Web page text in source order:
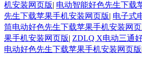
机安装网页版| 电动智能好色先生下载
先生下载苹果手机安装网页版| 电子式
筒电动好色先生下载苹果手机安装网页
果手机安装网页版| ZDLQ X电动三通
电动好色先生下载苹果手机安装网页版